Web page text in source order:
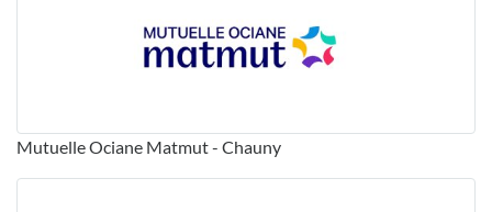
Mutuelle Ociane Matmut - Chauny